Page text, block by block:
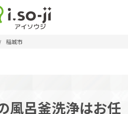
稲城市
風呂釜洗浄はお任